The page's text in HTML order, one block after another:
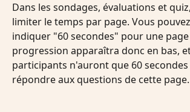
Dans les sondages, évaluations et
limiter le temps par page. Vous
indiquer "60 secondes" pour une
progression apparaîtra donc en bas,
participants n'auront que 60
répondre aux questions de cette page.